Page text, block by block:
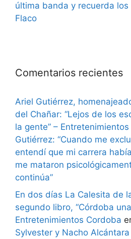
última banda y recuerda
Flaco
Comentarios recientes
Ariel Gutiérrez,
del Chañar: “Lejos de los
la gente” –
Gutiérrez: “Cuando me
entendí que mi carrera
me mataron
continúa”
En dos días La Calesita de
segundo libro, “Córdoba
Entretenimientos Cordoba
Sylvester y Nacho